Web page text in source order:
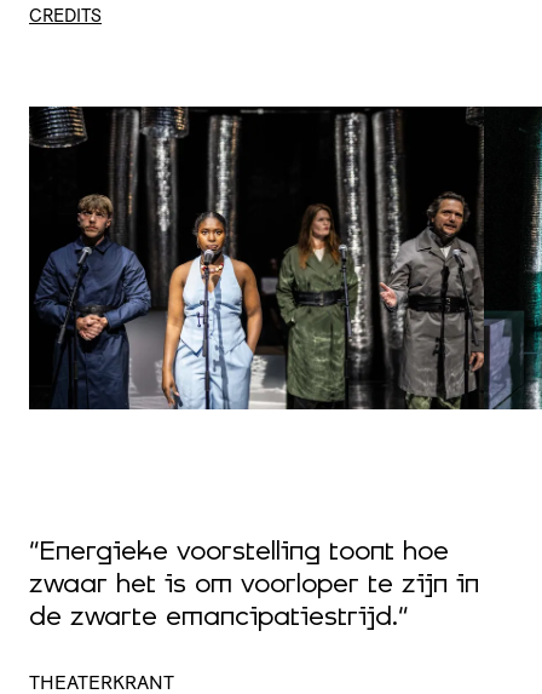
CREDITS
“Energieke voorstelling toont hoe
zwaar het is om voorloper te zijn in
de zwarte emancipatiestrijd.”
THEATERKRANT